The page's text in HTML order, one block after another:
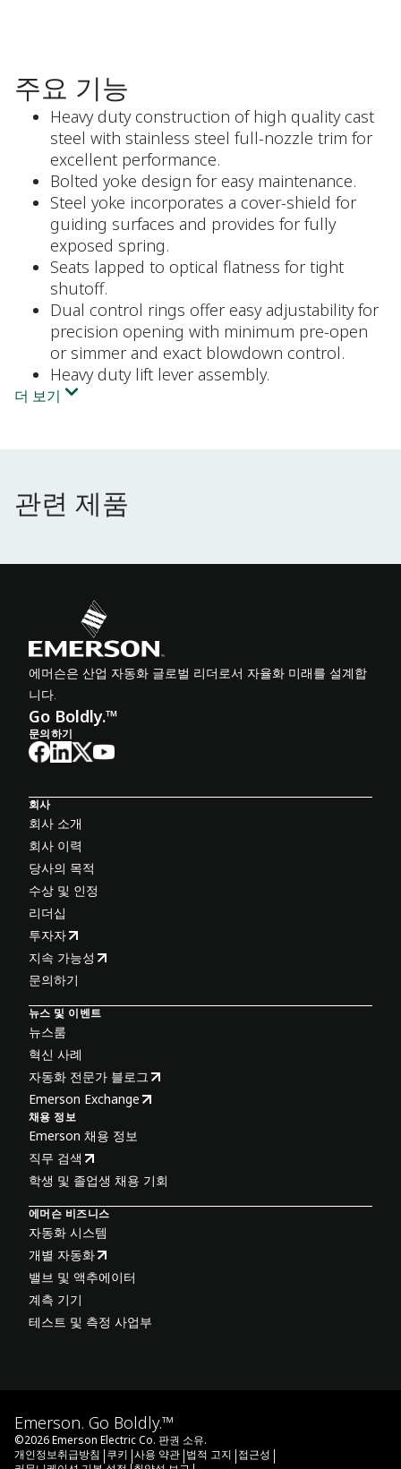
주요 기능
Heavy duty construction of high quality cast
steel with stainless steel full-nozzle trim for
excellent performance.
Bolted yoke design for easy maintenance.
Steel yoke incorporates a cover-shield for
guiding surfaces and provides for fully
exposed spring.
Seats lapped to optical flatness for tight
shutoff.
Dual control rings offer easy adjustability for
precision opening with minimum pre-open
or simmer and exact blowdown control.
Heavy duty lift lever assembly.
더 보기
관련 제품
관련 제품
에머슨은 산업 자동화 글로벌 리더로서 자율화 미래를 설계합
니다.
Go Boldly.™
문의하기
회사
회사 소개
회사 이력
당사의 목적
수상 및 인정
리더십
투자자
지속 가능성
문의하기
뉴스 및 이벤트
뉴스룸
혁신 사례
자동화 전문가 블로그
Emerson Exchange
채용 정보
Emerson 채용 정보
직무 검색
학생 및 졸업생 채용 기회
에머슨 비즈니스
자동화 시스템
개별 자동화
밸브 및 액추에이터
계측 기기
테스트 및 측정 사업부
Emerson. Go Boldly.™
©2026Emerson Electric Co. 판권 소유.
개인정보취급방침 |쿠키 |사용 약관 |법적 고지 |접근성 |